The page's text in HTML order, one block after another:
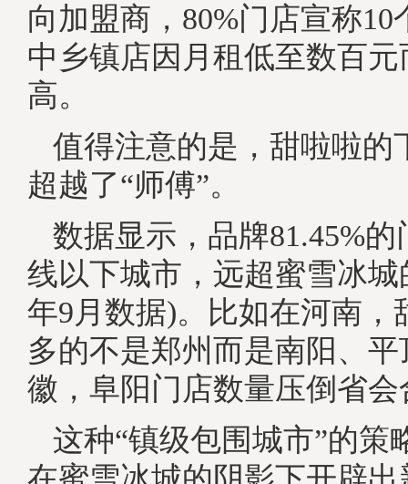
向加盟商，80%门店宣称10
中乡镇店因月租低至数百
高。
值得注意的是，甜啦啦的
超越了“师傅”。
数据显示，品牌81.45%
线以下城市，远超蜜雪冰城
年9月数据)。比如在河南，
多的不是郑州而是南阳、
徽，阜阳门店数量压倒省会
这种“镇级包围城市”的策